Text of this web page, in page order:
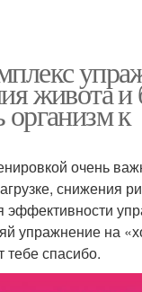
живота и
организм к
очень
снижения
эффективности
упражнение на
тебе спасибо.